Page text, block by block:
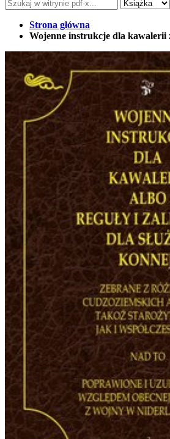
Strona główna
Wojenne instrukcje dla kawalerii